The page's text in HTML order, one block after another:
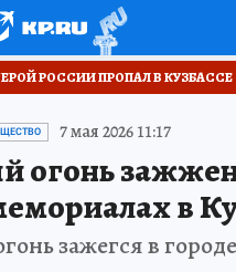
РОССИИ ПРОПАЛ В КУЗБАССЕ
7 мая 2026 11:17
огонь
в
зажегся в